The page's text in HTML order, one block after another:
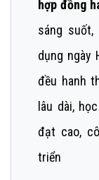
hợp đồng
sáng
dụng ngày
đều hanh
lâu dài,
đạt cao,
triển